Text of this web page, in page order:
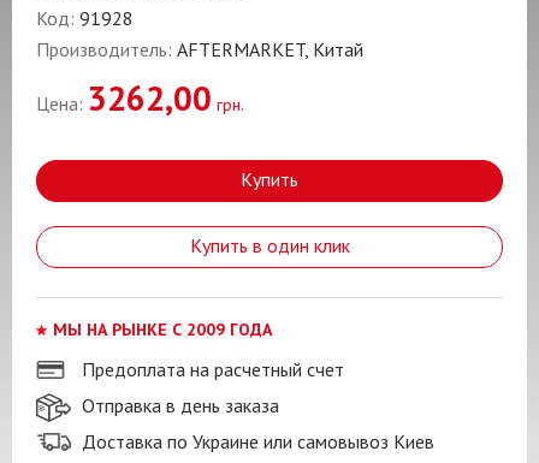
Код: 91928
Производитель: AFTERMARKET, Китай
Цена: 3262,00 грн.
Купить
Купить в один клик
МЫ НА РЫНКЕ С 2009 ГОДА
Предоплата на расчетный счет
Отправка в день заказа
Доставка по Украине или самовывоз Киев